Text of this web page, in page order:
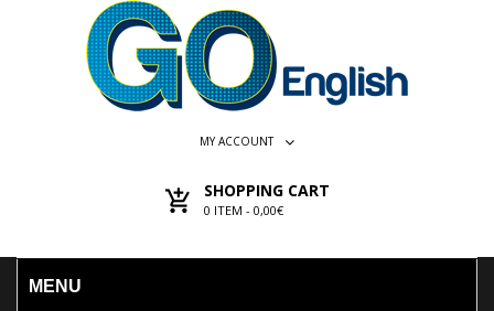
MY ACCOUNT
SHOPPING CART
0 ITEM - 0,00€
MENU